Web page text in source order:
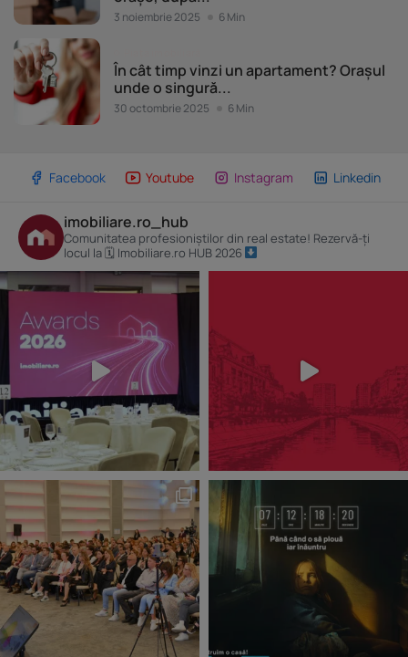
3 noiembrie 2025 6 Min
În cât timp vinzi un apartament? Orașul
unde o singură...
30 octombrie 2025 6 Min
Facebook Youtube Instagram Linkedin
imobiliare.ro_hub
Comunitatea profesioniștilor din real estate! Rezervă-ți
locul la 🗓 Imobiliare.ro HUB 2026